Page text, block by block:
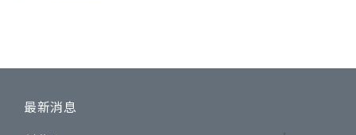
最新消息